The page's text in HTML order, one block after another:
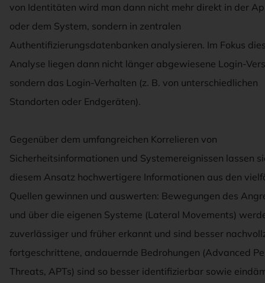
von Identitäten wird man dann nicht mehr direkt in der
oder dem System, sondern in zentralen
Authentifizierungsdatenbanken analysieren. Im Fokus
Analyse liegen dann nicht länger abgewiesene Login-
sondern das Login-Verhalten (z. B. von unterschiedlichen
Standorten oder Endgeräten).
Gegenüber dem umfangreichen Korrelieren von
Sicherheitsinformationen und Systemereignissen lassen
diesem Ansatz hochwertigere Informationen aus den
Quellen gewinnen und auswerten: Bewegungen des
und über die eigenen Systeme (Lateral Movements)
zuverlässiger und früher erkannt und sind besser
fortgeschrittene, andauernde Bedrohungen (Advanced
Threats, APTs) sind so besser identifizierbar sowie